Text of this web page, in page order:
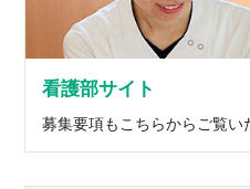
看護部サイト
募集要項もこちらからご覧い